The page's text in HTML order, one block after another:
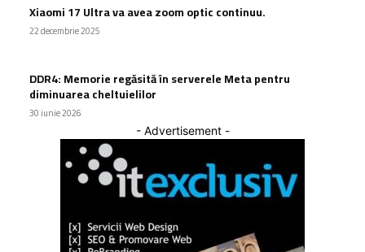
Xiaomi 17 Ultra va avea zoom optic continuu.
22 decembrie 2025
DDR4: Memorie regăsită în serverele Meta pentru
diminuarea cheltuielilor
30 iunie 2026
- Advertisement -